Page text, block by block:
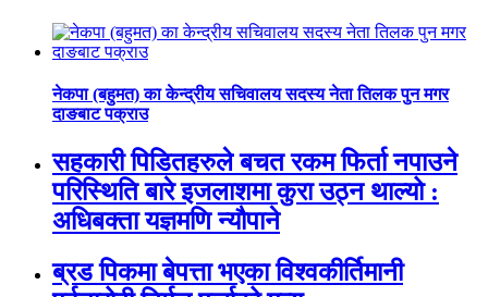
नेकपा (बहुमत) का केन्द्रीय सचिवालय सदस्य नेता तिलक पुन मगर
दाङबाट पक्राउ
सहकारी पिडितहरुले बचत रकम फिर्ता नपाउने
परिस्थिति बारे इजलाशमा कुरा उठ्न थाल्यो :
अधिबक्ता यज्ञमणि न्यौपाने
ब्रड पिकमा बेपत्ता भएका विश्वकीर्तिमानी